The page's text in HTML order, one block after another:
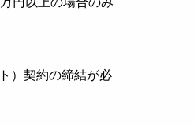
）契約の締結が必